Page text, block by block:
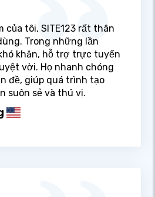
của tôi, SITE123 rất thân
Trong những lần
khăn, hỗ trợ trực tuyến
vời. Họ nhanh chóng
đề, giúp quá trình tạo
suôn sẻ và thú vị.